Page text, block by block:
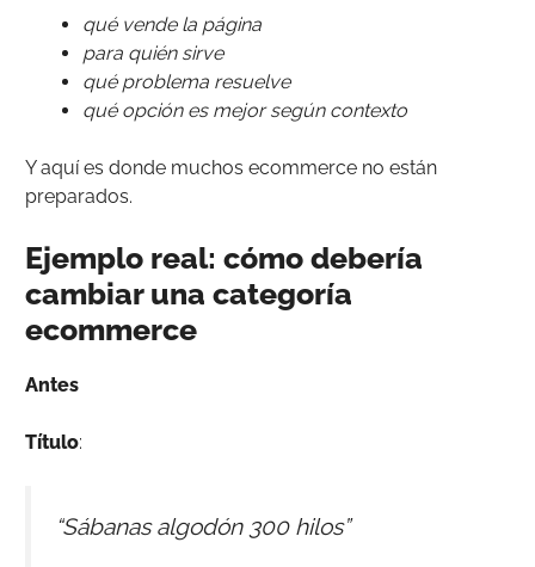
qué vende la página
para quién sirve
qué problema resuelve
qué opción es mejor según contexto
Y aquí es donde muchos ecommerce no están
preparados.
Ejemplo real: cómo debería
cambiar una categoría
ecommerce
Antes
Título:
“Sábanas algodón 300 hilos”